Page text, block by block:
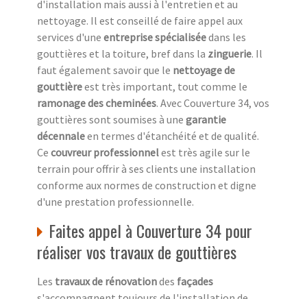
d'installation mais aussi à l'entretien et au
nettoyage. Il est conseillé de faire appel aux
services d'une entreprise spécialiséedans les
gouttières et la toiture, bref dans la zinguerie. Il
faut également savoir que le nettoyage de
gouttièreest très important, tout comme le
ramonage des cheminées. Avec Couverture 34, vos
gouttières sont soumises à une garantie
décennaleen termes d'étanchéité et de qualité.
Ce couvreur professionnelest très agile sur le
terrain pour offrir à ses clients une installation
conforme aux normes de construction et digne
d'une prestation professionnelle.
Faites appel à Couverture 34 pour
réaliser vos travaux de gouttières
Les travaux de rénovationdes façades